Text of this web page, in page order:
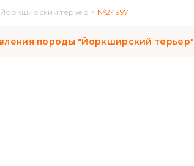
Йоркширский терьер › №24997
породы "Йоркширский терьер"